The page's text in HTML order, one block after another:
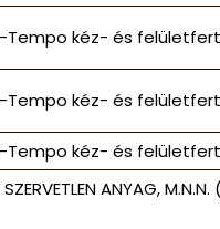
Tempo kéz- és
Tempo kéz- és
Tempo kéz- és
SZERVETLEN ANYAG,